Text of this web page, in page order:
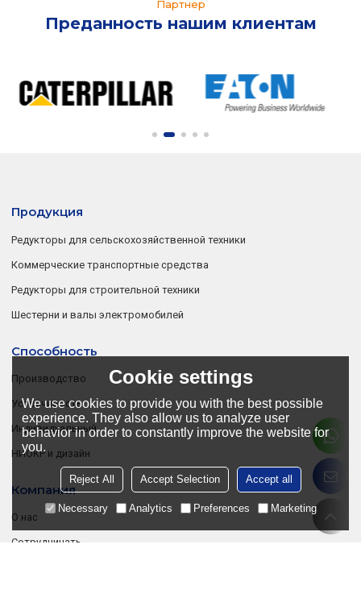
Партнер
Преданность нашим клиентам
Продукция
Редукторы для сельскохозяйственной техники
Коммерческие транспортные средства
Редукторы для строительной техники
Шестерни и валы электромобилей
Способность
Производство
Устойчивость
Индивидуальный
НИОКР и дизайн
Компания
О нас
Сотрудничать
Cookie settings
We use cookies to provide you with the best possible
experience. They also allow us to analyze user
behavior in order to constantly improve the website for
you.
Reject All Accept Selection Accept all
Necessary Analytics Preferences Marketing